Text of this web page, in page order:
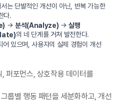
는 단발적인 개선이 아닌, 반복 가능한
다.
→분석(Analyze) →실행
의 네 단계를 거쳐 발전한다.
있으며, 사용자의 실제 경험이 개선
, 퍼포먼스, 상호작용 데이터를
룹별 행동 패턴을 세분화하고, 개선